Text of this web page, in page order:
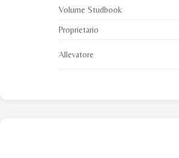
Volume Studbook
Proprietario
Allevatore